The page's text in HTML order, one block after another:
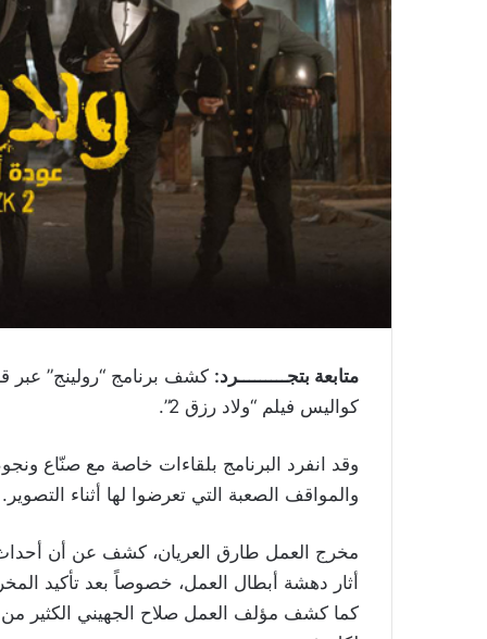
متابعة بتجـــــــــرد: كشف برنامج “رولينج” عبر
كواليس فيلم “ولاد رزق 2”.
وقد انفرد البرنامج بلقاءات خاصة مع صنّاع
والمواقف الصعبة التي تعرضوا لها أثناء التصوير.
مخرج العمل طارق العريان، كشف عن أن أحداث
أثار دهشة أبطال العمل، خصوصاً بعد تأكيد
كما كشف مؤلف العمل صلاح الجهيني الكثير من